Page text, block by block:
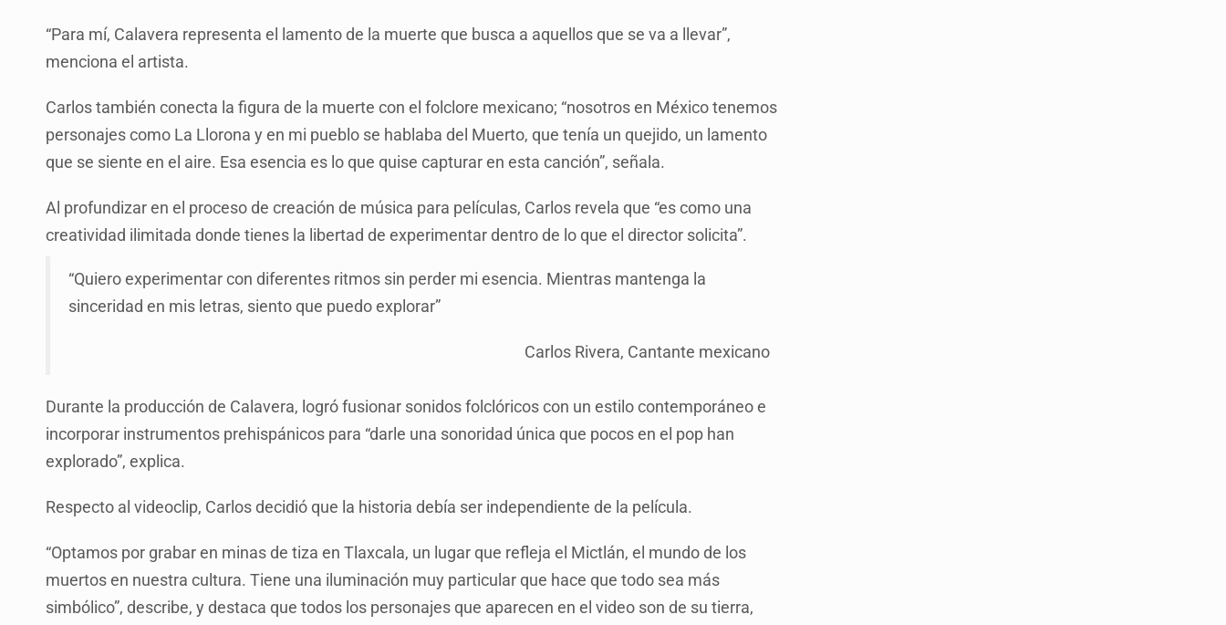
“Para mí, Calavera representa el lamento de la muerte que busca a aquellos que se va a llevar”,
menciona el artista.
Carlos también conecta la figura de la muerte con el folclore mexicano; “nosotros en México tenemos
personajes como La Llorona y en mi pueblo se hablaba del Muerto, que tenía un quejido, un lamento
que se siente en el aire. Esa esencia es lo que quise capturar en esta canción”, señala.
Al profundizar en el proceso de creación de música para películas, Carlos revela que “es como una
creatividad ilimitada donde tienes la libertad de experimentar dentro de lo que el director solicita”.
“Quiero experimentar con diferentes ritmos sin perder mi esencia. Mientras mantenga la
sinceridad en mis letras, siento que puedo explorar”
Carlos Rivera, Cantante mexicano
Durante la producción de Calavera, logró fusionar sonidos folclóricos con un estilo contemporáneo e
incorporar instrumentos prehispánicos para “darle una sonoridad única que pocos en el pop han
explorado”, explica.
Respecto al videoclip, Carlos decidió que la historia debía ser independiente de la película.
“Optamos por grabar en minas de tiza en Tlaxcala, un lugar que refleja el Mictlán, el mundo de los
muertos en nuestra cultura. Tiene una iluminación muy particular que hace que todo sea más
simbólico”, describe, y destaca que todos los personajes que aparecen en el video son de su tierra,